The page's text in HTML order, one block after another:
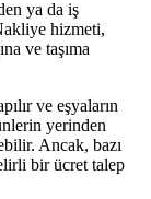
ya da iş
hizmeti,
ve taşıma
ve eşyaların
yerinden
Ancak, bazı
bir ücret talep